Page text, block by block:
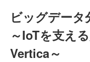
ビッグデータ
～IoTを支え
Vertica～